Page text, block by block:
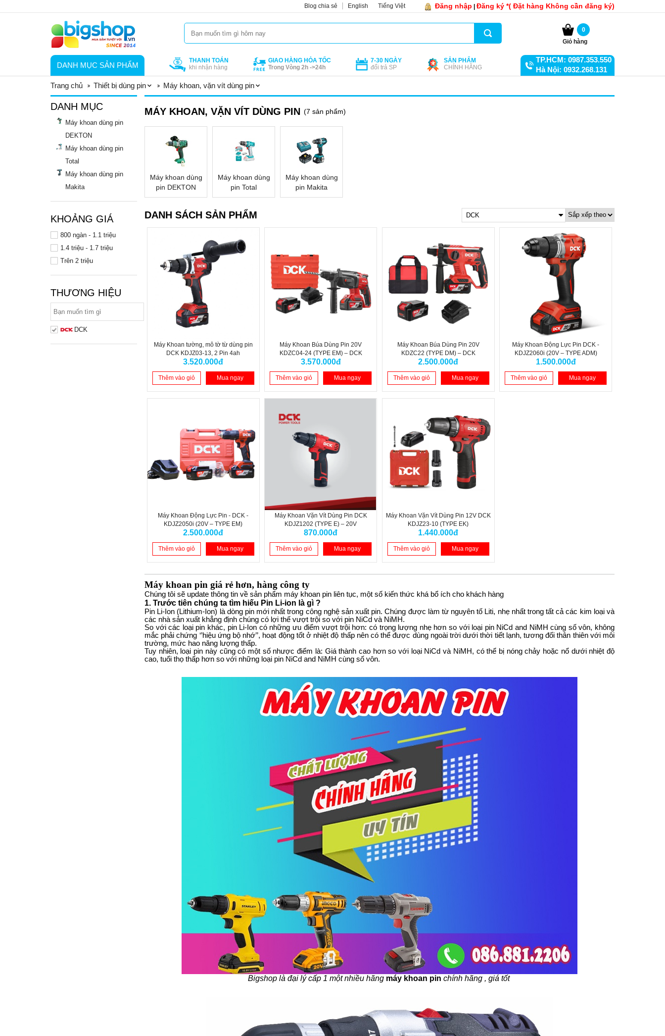
Đăng nhập Đăng ký *( Đặt hàng Không cần đăng ký)
Blog chia sẻ English Tiếng Việt
0
Giỏ hàng
DANH MỤC SẢN PHẨM
THANH TOÁN
khi nhận hàng
GIAO HÀNG HỎA TỐC
Trong Vòng 2h ->24h
7-30 NGÀY
đổi trả SP
SẢN PHẨM
CHÍNH HÃNG
TP.HCM: 0987.353.550
Hà Nội: 0932.268.131
Trang chủ
Thiết bị dùng pin Máy khoan, vặn vít dùng pin
DANH MỤC
Máy khoan dùng pin
DEKTON
Máy khoan dùng pin
Total
Máy khoan dùng pin
Makita
KHOẢNG GIÁ
800 ngàn - 1.1 triệu
1.4 triệu - 1.7 triệu
Trên 2 triệu
THƯƠNG HIỆU
DCK
MÁY KHOAN, VẶN VÍT DÙNG PIN (7 sản phẩm)
Máy khoan dùng
pin DEKTON
Máy khoan dùng
pin Total
Máy khoan dùng
pin Makita
DANH SÁCH SẢN PHẨM DCK
Máy Khoan tường, mô tờ từ dùng pin
DCK KDJZ03-13, 2 Pin 4ah
3.520.000đ
Thêm vào giỏ Mua ngay
Máy Khoan Búa Dùng Pin 20V
KDZC04-24 (TYPE EM) – DCK
3.570.000đ
Thêm vào giỏ Mua ngay
Máy Khoan Búa Dùng Pin 20V
KDZC22 (TYPE DM) – DCK
2.500.000đ
Thêm vào giỏ Mua ngay
Máy Khoan Động Lực Pin DCK -
KDJZ2060i (20V – TYPE ADM)
1.500.000đ
Thêm vào giỏ Mua ngay
Máy Khoan Động Lực Pin - DCK -
KDJZ2050i (20V – TYPE EM)
2.500.000đ
Thêm vào giỏ Mua ngay
Máy Khoan Vặn Vít Dùng Pin DCK
KDJZ1202 (TYPE E) – 20V
870.000đ
Thêm vào giỏ Mua ngay
Máy Khoan Vặn Vít Dùng Pin 12V DCK
KDJZ23-10 (TYPE EK)
1.440.000đ
Thêm vào giỏ Mua ngay
Máy khoan pin giá rẻ hơn, hàng công ty
Chúng tôi sẽ update thông tin về sản phẩm máy khoan pin liên tục, một số kiến thức khá bổ ích cho khách hàng
1. Trước tiên chúng ta tìm hiếu Pin Li-ion là gì ?
Pin Li-Ion (Lithium-Ion) là dòng pin mới nhất trong công nghệ sản xuất pin. Chúng được làm từ nguyên tố Liti, nhẹ nhất trong tất cả các kim loại và
các nhà sản xuất khẳng định chúng có lợi thế vượt trội so với pin NiCd và NiMH.
So với các loại pin khác, pin Li-Ion có những ưu điểm vượt trội hơn: có trọng lượng nhẹ hơn so với loại pin NiCd and NiMH cùng số vôn, không
mắc phải chứng ‘’hiệu ứng bộ nhớ’’, hoạt động tốt ở nhiệt độ thấp nên có thể được dùng ngoài trời dưới thời tiết lạnh, tương đối thân thiên với môi
trường, mức hao năng lượng thấp.
Tuy nhiên, loại pin này cũng có một số nhược điểm là: Giá thành cao hơn so với loại NiCd và NiMH, có thể bị nóng chảy hoặc nổ dưới nhiệt độ
cao, tuổi thọ thấp hơn so với những loại pin NiCd and NiMH cùng số vôn.
Bigshop là đại lý cấp 1 một nhiều hãngmáy khoan pin chính hãng , giá tốt